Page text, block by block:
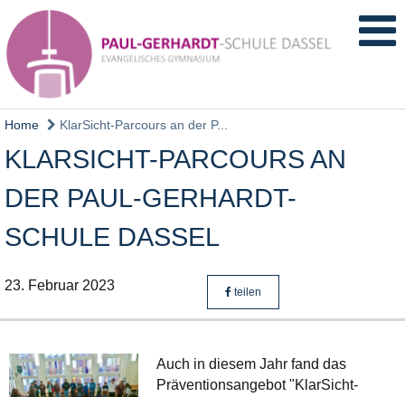
Home KlarSicht-Parcours an der P...
KLARSICHT-PARCOURS AN
DER PAUL-GERHARDT-
SCHULE DASSEL
23. Februar 2023 teilen
Auch in diesem Jahr fand das
Präventionsangebot "KlarSicht-